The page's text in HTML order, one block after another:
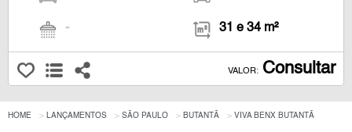
- 31 e 34 m²
VALOR: Consultar
HOME LANÇAMENTOS SÃO PAULO BUTANTÃ VIVA BENX BUTANTÃ